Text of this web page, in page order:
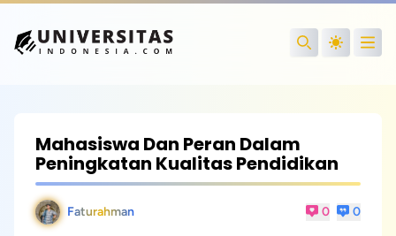
Search
Mahasiswa Dan Peran Dalam
Peningkatan Kualitas Pendidikan
Faturahman 0 0